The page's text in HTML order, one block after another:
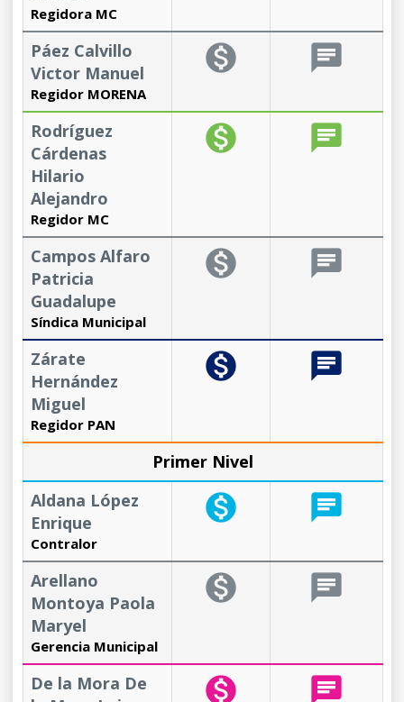
Regidora MC
Páez Calvillo
Victor Manuel
Regidor MORENA
monetization_on chat
Rodríguez
Cárdenas
Hilario
Alejandro
Regidor MC
monetization_on chat
Campos Alfaro
Patricia
Guadalupe
Síndica Municipal
monetization_on chat
Zárate
Hernández
Miguel
Regidor PAN
monetization_on chat
Primer Nivel
Aldana López
Enrique
Contralor
monetization_on chat
Arellano
Montoya Paola
Maryel
Gerencia Municipal
monetization_on chat
De la Mora De
monetization_on chat